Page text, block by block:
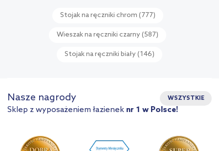
Stojak na ręczniki chrom (777)
Wieszak na ręczniki czarny (587)
Stojak na ręczniki biały (146)
Nasze nagrody WSZYSTKIE
Sklep z wyposażeniem łazienek nr 1 w Polsce!